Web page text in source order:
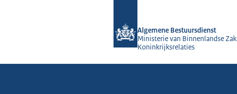
Algemene Bestuursdienst
Ministerie van Binnenlandse
Koninkrijksrelaties